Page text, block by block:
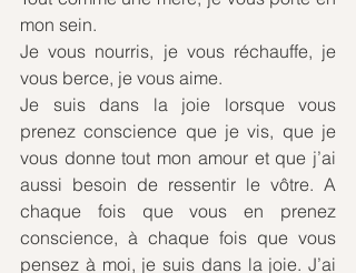
mon sein.
Je vous nourris, je vous réchauffe, je
vous berce, je vous aime.
Je suis dans la joie lorsque vous
prenez conscience que je vis, que je
vous donne tout mon amour et que j’ai
aussi besoin de ressentir le vôtre. A
chaque fois que vous en prenez
conscience, à chaque fois que vous
pensez à moi, je suis dans la joie. J’ai